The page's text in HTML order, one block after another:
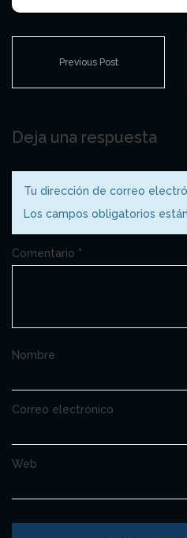
Previous Post
Deja una respuesta
Tu dirección de correo
Los campos obligatorios
Comentario *
Nombre
Correo electrónico
Web